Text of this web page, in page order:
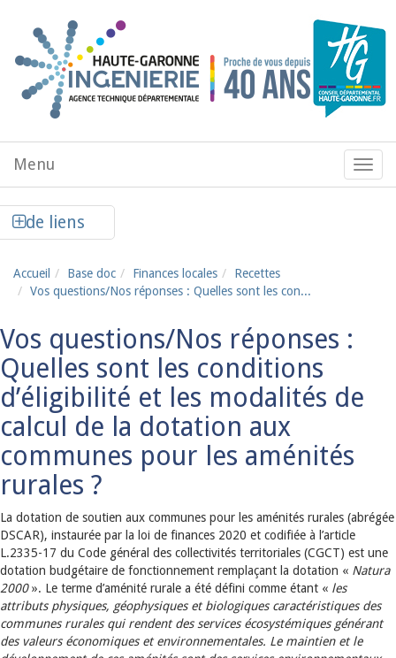
Menu
de
Menu
de liens
Accueil Base doc Finances locales
Recettes
Vos questions/Nos réponses : Quelles sont les con...
Vos questions/Nos réponses :
Quelles sont les conditions
d’éligibilité et les modalités de
calcul de la dotation aux
communes pour les aménités
rurales ?
La dotation de soutien aux communes pour les aménités rurales (abrégée
DSCAR), instaurée par la loi de finances 2020 et codifiée à l’article
L.2335-17 du Code général des collectivités territoriales (CGCT) est une
dotation budgétaire de fonctionnement remplaçant la dotation « Natura
2000». Le terme d’aménité rurale a été défini comme étant « les
attributs physiques, géophysiques et biologiques caractéristiques des
communes rurales qui rendent des services écosystémiques générant
des valeurs économiques et environnementales. Le maintien et le